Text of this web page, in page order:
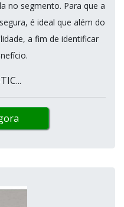
no segmento. Para que a
é ideal que além do
a fim de identificar